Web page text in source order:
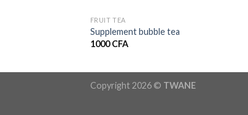
FRUIT TEA
Supplement bubble tea
1000CFA
Copyright 2026 © TWANE